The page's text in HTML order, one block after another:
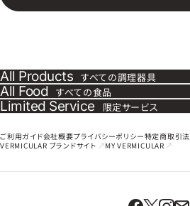
All Products すべての調理器具
All Food すべての食品
Limited Service 限定サービス
ご利用ガイド会社概要プライバシーポリシー特定商取引
VERMICULAR ブランドサイト MY VERMICULAR